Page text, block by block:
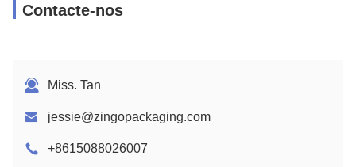
Contacte-nos
Miss. Tan
jessie@zingopackaging.com
+8615088026007